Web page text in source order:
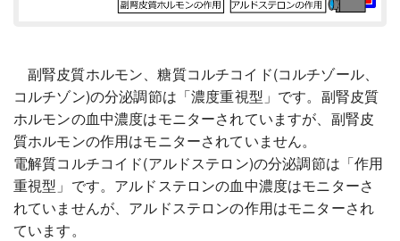
副腎皮質ホルモン、糖質コルチコイド(コルチゾール、
コルチゾン)の分泌調節は「濃度重視型」です。副腎皮質
ホルモンの血中濃度はモニターされていますが、副腎皮
質ホルモンの作用はモニターされていません。
電解質コルチコイド(アルドステロン)の分泌調節は「作用
重視型」です。アルドステロンの血中濃度はモニターさ
れていませんが、アルドステロンの作用はモニターされ
ています。